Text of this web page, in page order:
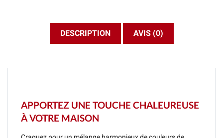
DESCRIPTION AVIS (0)
APPORTEZ UNE TOUCHE CHALEUREUSE
À VOTRE MAISON